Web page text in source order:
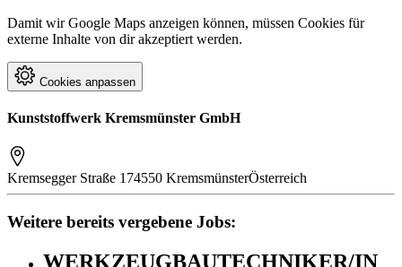
Damit wir Google Maps anzeigen können, müssen Cookies für
externe Inhalte von dir akzeptiert werden.
Cookies anpassen
Kunststoffwerk Kremsmünster GmbH
Kremsegger Straße 174550 KremsmünsterÖsterreich
Weitere bereits vergebene Jobs:
WERKZEUGBAUTECHNIKER/IN